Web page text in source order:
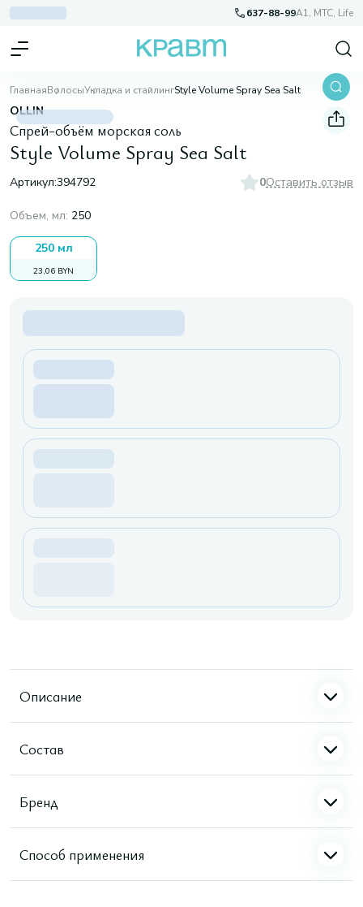
637-88-99A1, МТС, Life
ГлавнаяВолосыУкладка и стайлингStyle Volume Spray Sea Salt
OLLIN
Спрей-объём морская соль
Style Volume Spray Sea Salt
Артикул:394792 0Оставить отзыв
Объем, мл: 250
250 мл
23,06 BYN
Описание
Состав
Бренд
Способ применения